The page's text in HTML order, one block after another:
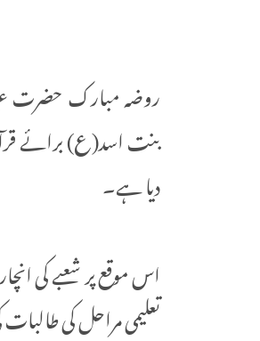
روضہ مبارک حضرت
دیا ہے۔
اس موقع پر شعبے کی
تعلیمی مراحل کی طالبات کی کلاسز